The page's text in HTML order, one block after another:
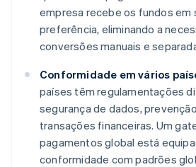
empresa recebe os fundos em
preferência, eliminando a
conversões manuais e
Conformidade em vários
países têm regulamentações
segurança de dados,
transações financeiras. Um
pagamentos global está
conformidade com padrões